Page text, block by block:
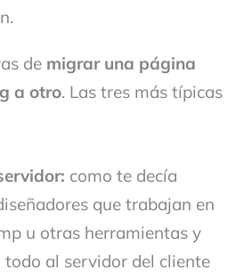
de migrar una página
a otro. Las tres más típicas
como te decía
que trabajan en
u otras herramientas y
todo al servidor del cliente